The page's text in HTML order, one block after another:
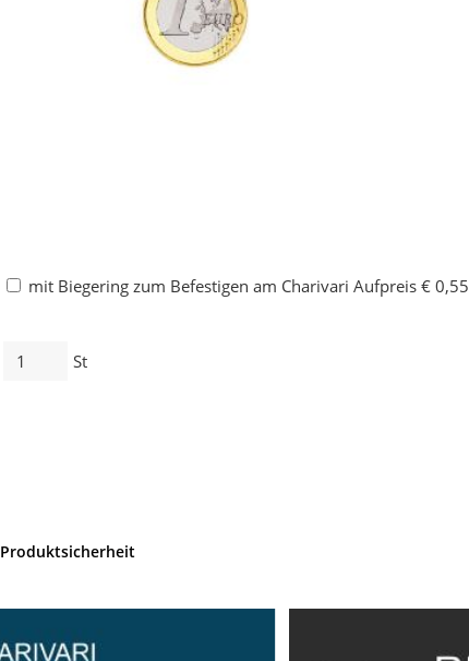
mit Biegering zum Befestigen am Charivari Aufpreis € 0,55
St
Produktsicherheit